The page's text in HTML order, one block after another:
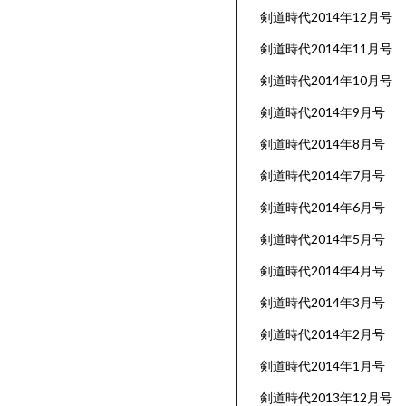
剣道時代2014年12月号
剣道時代2014年11月号
剣道時代2014年10月号
剣道時代2014年9月号
剣道時代2014年8月号
剣道時代2014年7月号
剣道時代2014年6月号
剣道時代2014年5月号
剣道時代2014年4月号
剣道時代2014年3月号
剣道時代2014年2月号
剣道時代2014年1月号
剣道時代2013年12月号